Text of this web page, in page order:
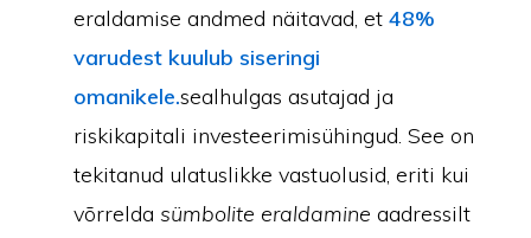
eraldamise andmed näitavad, et48%
varudest kuulub siseringi
omanikele.sealhulgas asutajad ja
riskikapitali investeerimisühingud. See on
tekitanud ulatuslikke vastuolusid, eriti kui
võrreldasümbolite eraldamineaadressilt